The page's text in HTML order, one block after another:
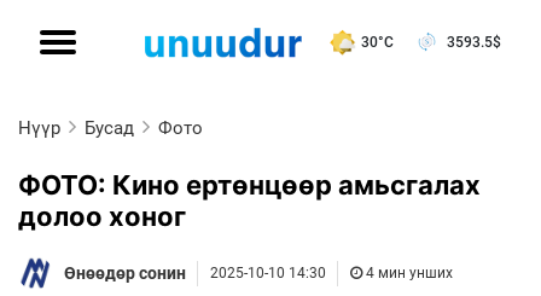
30°C 3593.5$
Нүүр Бусад Фото
ФОТО: Кино ертөнцөөр амьсгалах
долоо хоног
Өнөөдөр сонин 2025-10-10 14:30 4 мин унших